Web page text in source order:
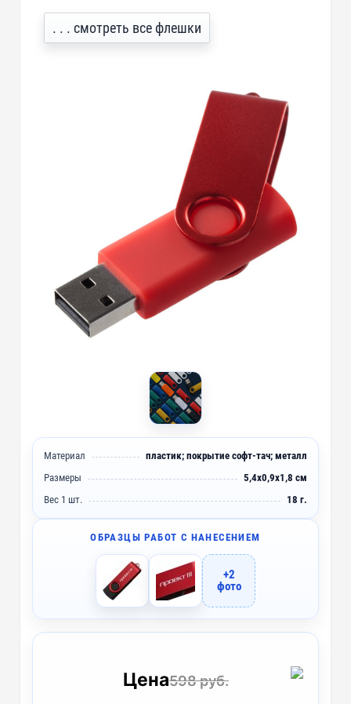
. . . смотреть все флешки
Материал
пластик; покрытие софт-тач; металл
Размеры
5,4х0,9х1,8 см
Вес 1 шт.
18 г.
ОБРАЗЦЫ РАБОТ С НАНЕСЕНИЕМ
+2
фото
Цена598 руб.